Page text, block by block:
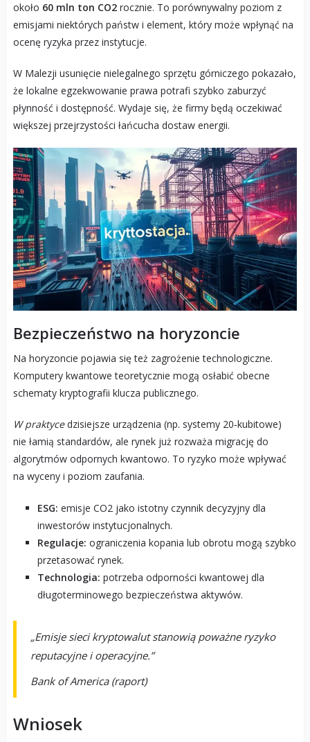
około 60 mln ton CO2rocznie. To porównywalny poziom z
emisjami niektórych państw i element, który może wpłynąć na
ocenę ryzyka przez instytucje.
W Malezji usunięcie nielegalnego sprzętu górniczego pokazało,
że lokalne egzekwowanie prawa potrafi szybko zaburzyć
płynność i dostępność. Wydaje się, że firmy będą oczekiwać
większej przejrzystości łańcucha dostaw energii.
Bezpieczeństwo na horyzoncie
Na horyzoncie pojawia się też zagrożenie technologiczne.
Komputery kwantowe teoretycznie mogą osłabić obecne
schematy kryptografii klucza publicznego.
W praktycedzisiejsze urządzenia (np. systemy 20‑kubitowe)
nie łamią standardów, ale rynek już rozważa migrację do
algorytmów odpornych kwantowo. To ryzyko może wpływać
na wyceny i poziom zaufania.
ESG: emisje CO2 jako istotny czynnik decyzyjny dla
inwestorów instytucjonalnych.
Regulacje: ograniczenia kopania lub obrotu mogą szybko
przetasować rynek.
Technologia: potrzeba odporności kwantowej dla
długoterminowego bezpieczeństwa aktywów.
„Emisje sieci kryptowalut stanowią poważne ryzyko
reputacyjne i operacyjne.”
Bank of America (raport)
Wniosek